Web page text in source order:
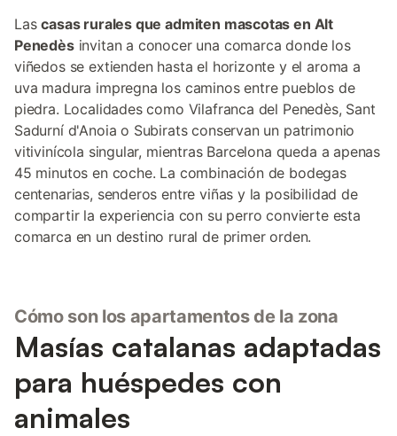
Lascasas rurales que admiten mascotas en Alt
Penedèsinvitan a conocer una comarca donde los
viñedos se extienden hasta el horizonte y el aroma a
uva madura impregna los caminos entre pueblos de
piedra. Localidades como Vilafranca del Penedès, Sant
Sadurní d'Anoia o Subirats conservan un patrimonio
vitivinícola singular, mientras Barcelona queda a apenas
45 minutos en coche. La combinación de bodegas
centenarias, senderos entre viñas y la posibilidad de
compartir la experiencia con su perro convierte esta
comarca en un destino rural de primer orden.
Cómo son los apartamentos de la zona
Masías catalanas adaptadas
para huéspedes con
animales